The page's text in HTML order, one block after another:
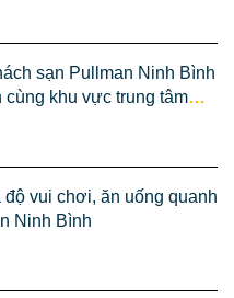
sạn Pullman Ninh Bình
khu vực trung tâm
độ vui chơi, ăn uống quanh
Ninh Bình